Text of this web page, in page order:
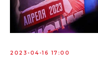
2023-04-16 17:00